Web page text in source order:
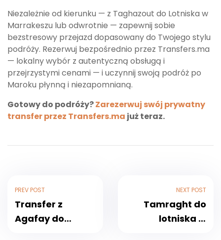
Niezależnie od kierunku — z Taghazout do Lotniska w
Marrakeszu lub odwrotnie — zapewnij sobie
bezstresowy przejazd dopasowany do Twojego stylu
podróży. Rezerwuj bezpośrednio przez Transfers.ma
— lokalny wybór z autentyczną obsługą i
przejrzystymi cenami — i uczynnij swoją podróż po
Maroku płynną i niezapomnianą.
Gotowy do podróży?Zarezerwuj swój prywatny
transfer przez Transfers.ma już teraz.
PREV POST
Transfer z
Agafay do
NEXT POST
Tamraght do
lotniska w